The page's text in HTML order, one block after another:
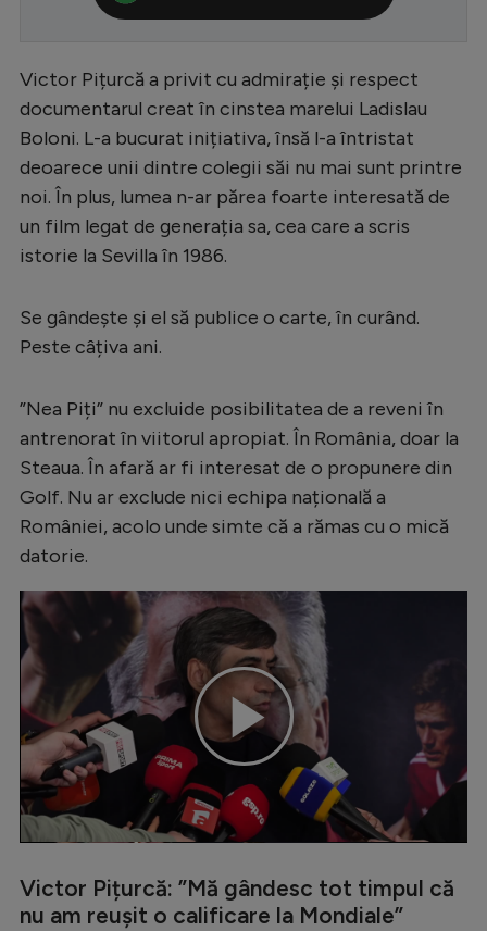
Ligue 1
Campionate
Starurile fotbalului
EURO 2024
Stranieri
Tenis
Handbal
Natație
Formula 1
Auto
Rugby
Ciclism
Alte sporturi
JO 2024
JO 2026
Victor Pițurcă a privit cu admirație și respect
documentarul creat în cinstea marelui Ladislau
Boloni. L-a bucurat inițiativa, însă l-a întristat
deoarece unii dintre colegii săi nu mai sunt printre
noi. În plus, lumea n-ar părea foarte interesată de
un film legat de generația sa, cea care a scris
istorie la Sevilla în 1986.
Se gândește și el să publice o carte, în curând.
Peste câțiva ani.
”Nea Piți” nu excluide posibilitatea de a reveni în
antrenorat în viitorul apropiat. În România, doar la
Steaua. În afară ar fi interesat de o propunere din
Golf. Nu ar exclude nici echipa națională a
României, acolo unde simte că a rămas cu o mică
datorie.
Play
Video
Victor Pițurcă: ”Mă gândesc tot timpul că
nu am reușit o calificare la Mondiale”